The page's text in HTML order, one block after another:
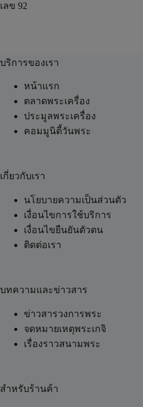
เลข 92
บริการของเรา
หน้าแรก
ตลาดพระเครื่อง
ประมูลพระเครื่อง
คอมมูนิตี้วันพระ
เกี่ยวกับเรา
นโยบายความเป็นส่วนตัว
เงื่อนไขการใช้บริการ
เงื่อนไขยืนยันตัวตน
ติดต่อเรา
บทความและข่าวสาร
ข่าวสารวงการพระ
จดหมายเหตุพระเกจิ
เรื่องราวสนามพระ
สำหรับร้านค้า